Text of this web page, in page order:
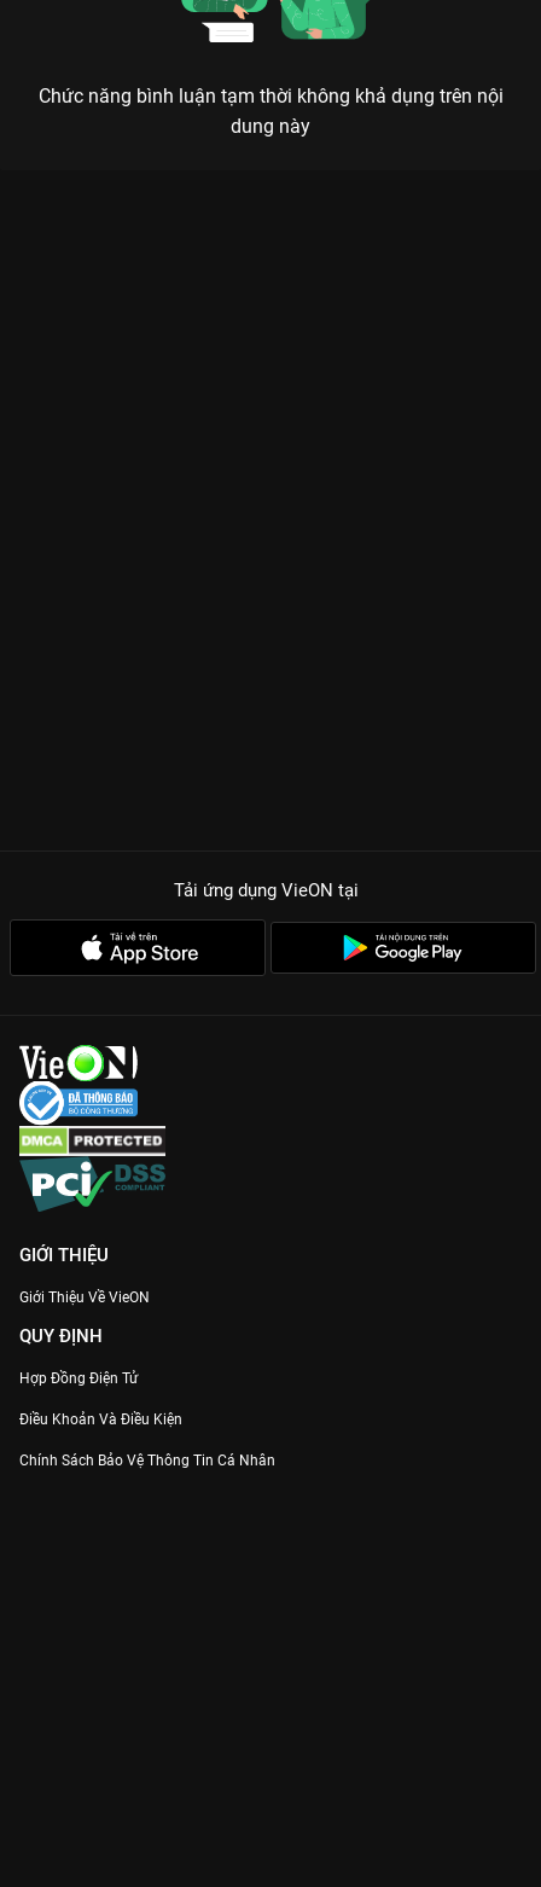
Chức năng bình luận tạm thời không khả dụng trên nội
dung này
Tải ứng dụng VieON tại
GIỚI THIỆU
Giới Thiệu Về VieON
QUY ĐỊNH
Hợp Đồng Điện Tử
Điều Khoản Và Điều Kiện
Chính Sách Bảo Vệ Thông Tin Cá Nhân